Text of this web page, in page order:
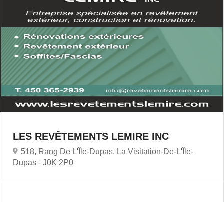
LES REVÊTEMENTS LEMIRE INC
518, Rang De L'Île-Dupas, La Visitation-De-L'Île-
Dupas - J0K 2P0